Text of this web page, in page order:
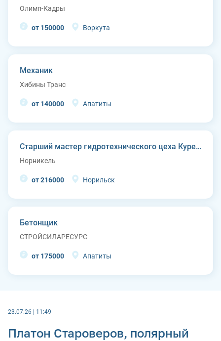
Олимп-Кадры
от 150000 Воркута
Механик
Хибины Транс
от 140000 Апатиты
Старший мастер гидротехнического цеха Курейской ГЭС (п. Светлогорск)
Норникель
от 216000 Норильск
Бетонщик
СТРОЙСИЛАРЕСУРС
от 175000 Апатиты
23.07.26 | 11:49
Платон Староверов, полярный